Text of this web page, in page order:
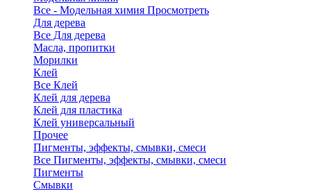
Все - Модельная химия Просмотреть
Для дерева
Все Для дерева
Масла, пропитки
Морилки
Клей
Все Клей
Клей для дерева
Клей для пластика
Клей универсальный
Прочее
Пигменты, эффекты, смывки, смеси
Все Пигменты, эффекты, смывки, смеси
Пигменты
Смывки